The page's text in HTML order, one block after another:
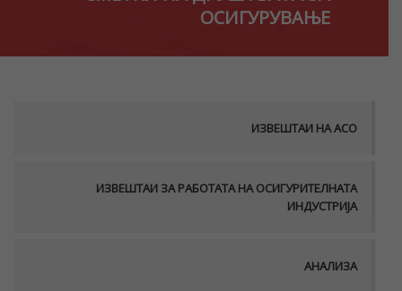
ОСИГУРУВАЊЕ
ИЗВЕШТАИ НА АСО
ИЗВЕШТАИ ЗА РАБОТАТА НА ОСИГУРИТЕЛНАТА
ИНДУСТРИЈА
АНАЛИЗА